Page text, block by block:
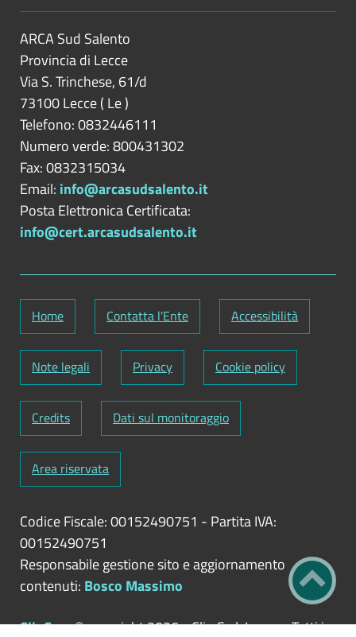
ARCA Sud Salento
Provincia di Lecce
Via S. Trinchese, 61/d
73100Lecce( Le)
Telefono: 0832446111
Numero verde: 800431302
Fax: 0832315034
Email: info@arcasudsalento.it
Posta Elettronica Certificata:
info@cert.arcasudsalento.it
Home Contatta l'Ente Accessibilità
Note legali Privacy Cookie policy
Credits Dati sul monitoraggio
Area riservata
Codice Fiscale: 00152490751 - Partita IVA:
00152490751
Responsabile gestione sito e aggiornamento
contenuti: Bosco Massimo
ClioCom© copyright 2026 - Clio S.r.l. Lecce - Tutti i